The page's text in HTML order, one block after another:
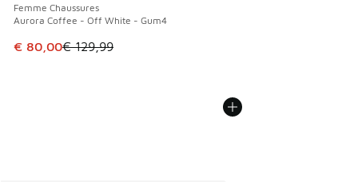
Femme Chaussures
Aurora Coffee - Off White - Gum4
Cet article est en promotion. Prix en baisse de € 129,99 à
€ 80,00€ 129,99